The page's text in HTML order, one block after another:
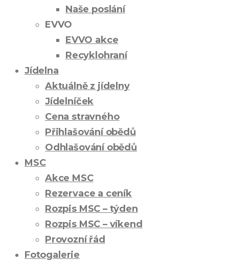
Naše poslání
EVVO
EVVO akce
Recyklohraní
Jídelna
Aktuálně z jídelny
Jídelníček
Cena stravného
Přihlašování obědů
Odhlašování obědů
MSC
Akce MSC
Rezervace a ceník
Rozpis MSC – týden
Rozpis MSC – víkend
Provozní řád
Fotogalerie